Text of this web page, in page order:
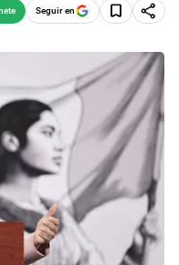
Seguir en